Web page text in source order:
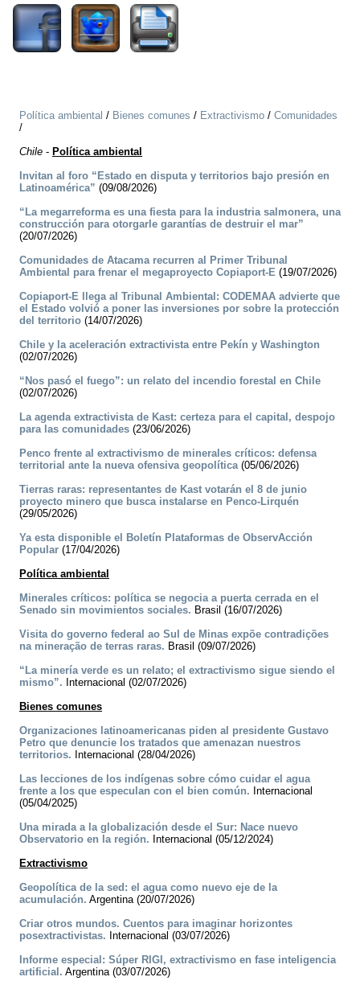
Política ambiental / Bienes comunes / Extractivismo / Comunidades
/
Chile - Política ambiental
Invitan al foro “Estado en disputa y territorios bajo presión en
Latinoamérica” (09/08/2026)
“La megarreforma es una fiesta para la industria salmonera, una
construcción para otorgarle garantías de destruir el mar”
(20/07/2026)
Comunidades de Atacama recurren al Primer Tribunal
Ambiental para frenar el megaproyecto Copiaport-E (19/07/2026)
Copiaport-E llega al Tribunal Ambiental: CODEMAA advierte que
el Estado volvió a poner las inversiones por sobre la protección
del territorio (14/07/2026)
Chile y la aceleración extractivista entre Pekín y Washington
(02/07/2026)
“Nos pasó el fuego”: un relato del incendio forestal en Chile
(02/07/2026)
La agenda extractivista de Kast: certeza para el capital, despojo
para las comunidades (23/06/2026)
Penco frente al extractivismo de minerales críticos: defensa
territorial ante la nueva ofensiva geopolítica(05/06/2026)
Tierras raras: representantes de Kast votarán el 8 de junio
proyecto minero que busca instalarse en Penco-Lirquén
(29/05/2026)
Ya esta disponible el Boletín Plataformas de ObservAcción
Popular (17/04/2026)
Política ambiental
Minerales críticos: política se negocia a puerta cerrada en el
Senado sin movimientos sociales. Brasil (16/07/2026)
Visita do governo federal ao Sul de Minas expõe contradições
na mineração de terras raras. Brasil (09/07/2026)
“La minería verde es un relato; el extractivismo sigue siendo el
mismo”. Internacional (02/07/2026)
Bienes comunes
Organizaciones latinoamericanas piden al presidente Gustavo
Petro que denuncie los tratados que amenazan nuestros
territorios. Internacional (28/04/2026)
Las lecciones de los indígenas sobre cómo cuidar el agua
frente a los que especulan con el bien común. Internacional
(05/04/2025)
Una mirada a la globalización desde el Sur: Nace nuevo
Observatorio en la región. Internacional (05/12/2024)
Extractivismo
Geopolítica de la sed: el agua como nuevo eje de la
acumulación. Argentina (20/07/2026)
Criar otros mundos. Cuentos para imaginar horizontes
posextractivistas. Internacional (03/07/2026)
Informe especial: Súper RIGI, extractivismo en fase inteligencia
artificial. Argentina (03/07/2026)